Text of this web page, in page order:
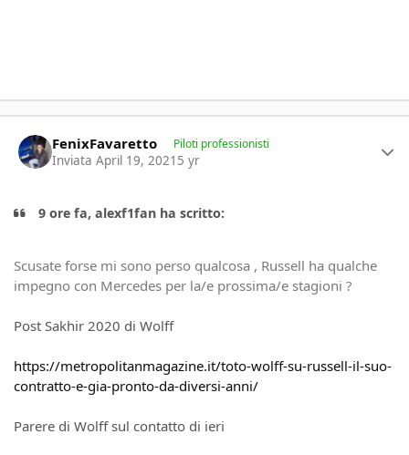
FenixFavaretto Piloti professionisti
Inviata April 19, 2021 5 yr
9 ore fa, alexf1fan ha scritto:
Scusate forse mi sono perso qualcosa , Russell ha qualche
impegno con Mercedes per la/e prossima/e stagioni ?
Post Sakhir 2020 di Wolff
https://metropolitanmagazine.it/toto-wolff-su-russell-il-suo-
contratto-e-gia-pronto-da-diversi-anni/
Parere di Wolff sul contatto di ieri